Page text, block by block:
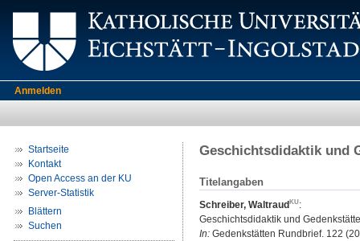
Anmelden
Startseite
Kontakt
Open Access an der KU
Server-Statistik
Blättern
Suchen
Geschichtsdidaktik und
Titelangaben
Schreiber, Waltraud
:
Geschichtsdidaktik und
In: Gedenkstätten Rundbrief. 122